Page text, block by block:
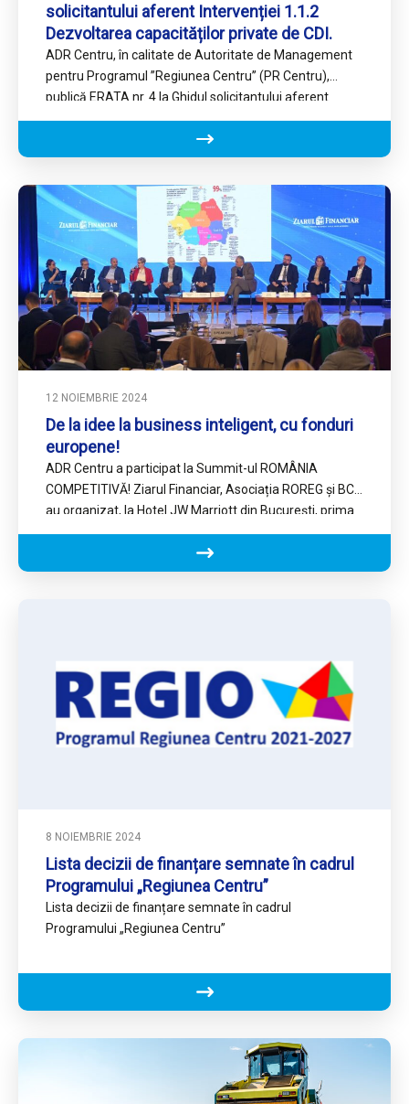
solicitantului aferent Intervenției 1.1.2
Dezvoltarea capacităților private de CDI.
ADR Centru, în calitate de Autoritate de Management
pentru Programul ’’Regiunea Centru’’ (PR Centru),
publică ERATA nr. 4 la Ghidul solicitantului aferent
Intervenției 1.1.2 Dezvoltarea…
12 NOIEMBRIE 2024
De la idee la business inteligent, cu fonduri
europene!
ADR Centru a participat la Summit-ul ROMÂNIA
COMPETITIVĂ! Ziarul Financiar, Asociația ROREG și BCR
au organizat, la Hotel JW Marriott din București, prima
ediție a …
8 NOIEMBRIE 2024
Lista decizii de finanțare semnate în cadrul
Programului „Regiunea Centru”
Lista decizii de finanțare semnate în cadrul
Programului „Regiunea Centru”